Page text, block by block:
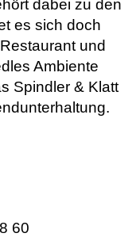
dabei zu den
es sich doch
und
Ambiente
Spindler & Klatt
60